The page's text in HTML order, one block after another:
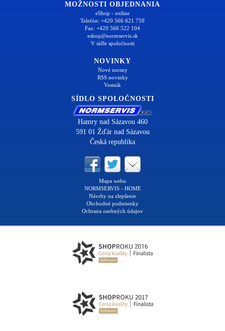
MOŽNOSTI OBJEDNANIA
eShop - online
Telefón: +420 566 621 759
Fax: +420 566 522 104
eshop@normservis.sk
V sídle spoločnosti
NOVINKY
Nové normy
RSS novinky
Vestník
SÍDLO SPOLOČNOSTI
Hamry nad Sázavou 460
591 01 Žďár nad Sázavou
Česká republika
Mapa webu
NORMSERVIS - HOME
Návrhy na zlepšenie
Obchodné podmienky
Ochrana osobných údajov